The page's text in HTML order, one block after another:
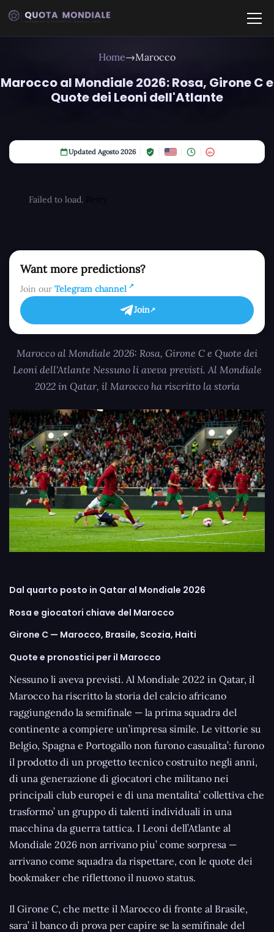
Home→Marocco
Marocco al Mondiale 2026: Rosa, Girone C e
Quote dei Leoni dell'Atlante
Updated Agosto 2026 18+
Failed to load. Retry
Want more predictions?
Join our Telegram channel
Join
Marocco al Mondiale 2026: Rosa, Girone C e Quote dei
Leoni dell'Atlante Nessuno li aveva previsti. Al Mondiale
2022 in Qatar, il Marocco ha riscritto la storia
Dal quarto posto in Qatar al Mondiale 2026
Rosa e giocatori chiave del Marocco
Girone C — Marocco, Brasile, Scozia, Haiti
Quote e pronostici per il Marocco
Nessuno li aveva previsti. Al Mondiale 2022 in Qatar, il
Marocco ha riscritto la storia del calcio africano
raggiungendo la semifinale — la prima squadra del
continente a compiere un’impresa simile. Le vittorie su
Belgio, Spagna e Portogallo non furono casualita’: furono
il prodotto di un progetto tecnico costruito negli anni,
di una generazione di giocatori che militano nei
principali club europei e di una mentalita’ collettiva che
trasformo’ un gruppo di talenti individuali in una
macchina da guerra tattica. I Leoni dell’Atlante al
Mondiale 2026 non arrivano piu’ come sorpresa —
arrivano come squadra da rispettare, con le quote dei
bookmaker che riflettono il nuovo status.
Il Girone C, che mette il Marocco di fronte al Brasile,
sara’ il banco di prova per capire se la semifinale del